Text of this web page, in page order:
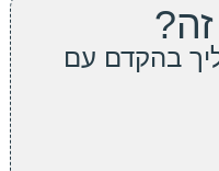
בהקדם עם